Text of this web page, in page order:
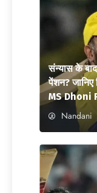
संन्यास के
पेंशन? जानिए
MS Dhoni
Nandani